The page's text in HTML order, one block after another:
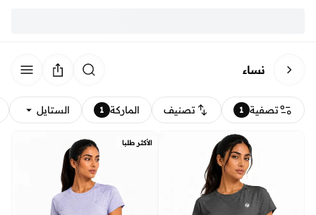
نساء
تصفية 1 تصنيف الماركة 1 الستايل
الأكثر طلبا